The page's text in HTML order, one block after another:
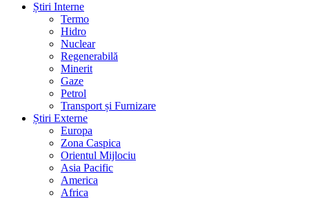
Știri Interne
Termo
Hidro
Nuclear
Regenerabilă
Minerit
Gaze
Petrol
Transport și Furnizare
Știri Externe
Europa
Zona Caspica
Orientul Mijlociu
Asia Pacific
America
Africa